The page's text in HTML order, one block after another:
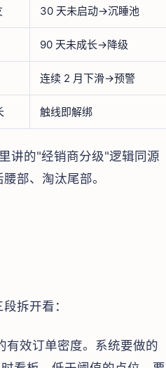
30 天未启动→沉睡池
90 天未成长→降级
连续 2 月下滑→预警
触线即解绑
里讲的"经销商分级"逻辑同源
部、淘汰尾部。
拆开看：
有效订单密度。系统要做的